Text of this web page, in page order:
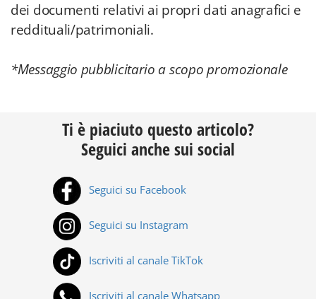
dei documenti relativi ai propri dati anagrafici e
reddituali/patrimoniali.
*Messaggio pubblicitario a scopo promozionale
Ti è piaciuto questo articolo?
Seguici anche sui social
Seguici su Facebook
Seguici su Instagram
Iscriviti al canale TikTok
Iscriviti al canale Whatsapp